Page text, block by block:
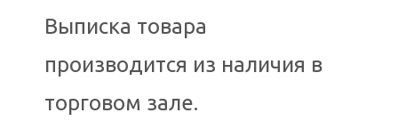
Выписка товара
производится из наличия в
торговом зале.